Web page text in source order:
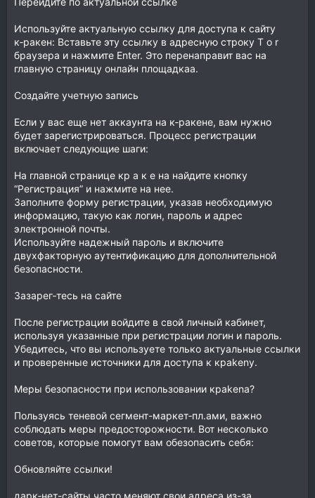
Используйте актуальную ссылку для доступа к сайту
к‑ракен: Вставьте эту ссылку в адресную строку T o r
браузера и нажмите Enter. Это перенаправит вас на
главную страницу онлайн площадкаа.
Создайте учетную запись
Если у вас еще нет аккаунта на к‑ракене, вам нужно
будет зарегистрироваться. Процесс регистрации
включает следующие шаги:
На главной странице кр а к е на найдите кнопку
“Регистрация” и нажмите на нее.
Заполните форму регистрации, указав необходимую
информацию, такую как логин, пароль и адрес
электронной почты.
Используйте надежный пароль и включите
двухфакторную аутентификацию для дополнительной
безопасности.
Зазарег‑тесь на сайте
После регистрации войдите в свой личный кабинет,
используя указанные при регистрации логин и пароль.
Убедитесь, что вы используете только актуальные ссылки
и проверенные источники для доступа к крakenу.
Меры безопасности при использовании крakenа?
Пользуясь теневой сегмент-маркет‑пл.ами, важно
соблюдать меры предосторожности. Вот несколько
советов, которые помогут вам обезопасить себя:
Обновляйте ссылки!
дaрк‑нет-сайты часто меняют свои адреса из-за